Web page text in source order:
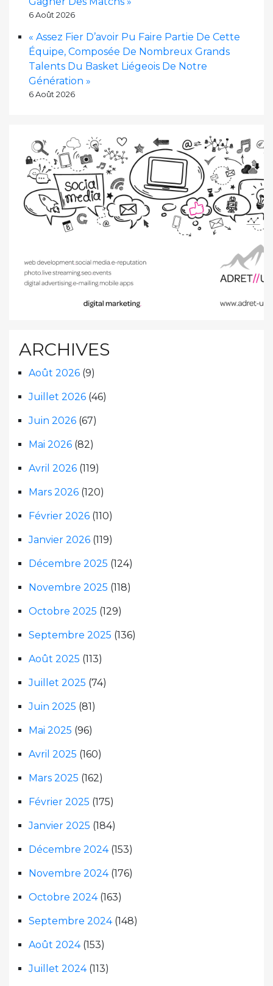
6 Août 2026
« Assez Fier D’avoir Pu Faire Partie De Cette
Équipe, Composée De Nombreux Grands
Talents Du Basket Liégeois De Notre
Génération »
6 Août 2026
ARCHIVES
Août 2026 (9)
Juillet 2026 (46)
Juin 2026 (67)
Mai 2026 (82)
Avril 2026 (119)
Mars 2026 (120)
Février 2026 (110)
Janvier 2026 (119)
Décembre 2025 (124)
Novembre 2025 (118)
Octobre 2025 (129)
Septembre 2025 (136)
Août 2025 (113)
Juillet 2025 (74)
Juin 2025 (81)
Mai 2025 (96)
Avril 2025 (160)
Mars 2025 (162)
Février 2025 (175)
Janvier 2025 (184)
Décembre 2024(153)
Novembre 2024(176)
Octobre 2024(163)
Septembre 2024(148)
Août 2024(153)
Juillet 2024(113)